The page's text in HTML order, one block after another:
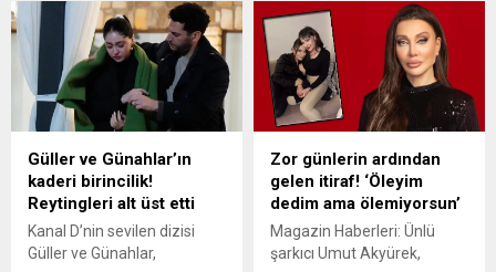
saniye kala cevap veren
yarışmacıya sitem etti.
ünlü şairin gençlik yıllarından
başlayarak, sürgünleri,
düelloları, yoksulluğu ve aşkı
uğruna verdiği mücadeleyi
konu alıyor.
Güller ve Günahlar’ın
kaderi birincilik!
Reytingleri alt üst etti
Kanal D’nin sevilen dizisi
Güller ve Günahlar,
Zor günlerin ardından
gelen itiraf! ‘Öleyim
dedim ama ölemiyorsun’
Magazin Haberleri: Ünlü
şarkıcı Umut Akyürek,